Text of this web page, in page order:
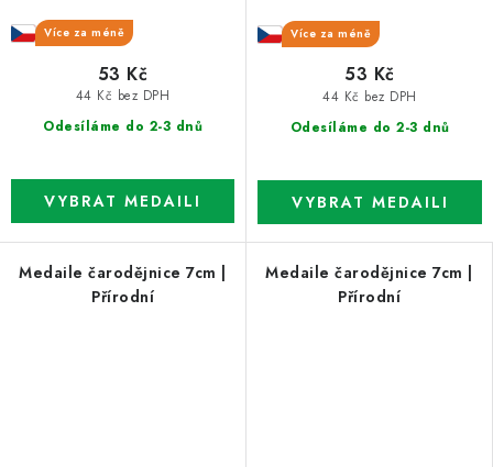
Více za méně
Odesíláme do 2-3 dnů
44 Kč bez DPH
53 Kč
Více za méně
Odesíláme do 2-3 dnů
44 Kč bez DPH
53 Kč
Medaile čarodějnice 7cm |
Přírodní
Medaile čarodějnice 7cm |
Přírodní